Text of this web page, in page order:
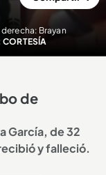
Brayan
de
García, de 32
y falleció.